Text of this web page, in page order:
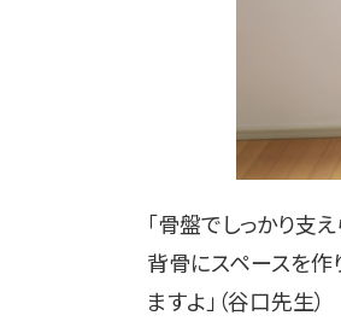
「骨盤でしっかり支
背骨にスペースを作
ますよ」（谷口先生）